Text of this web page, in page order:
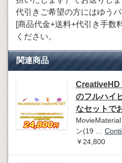
代引きご希望の方にはゆう
[商品代金+送料+代引き手数
ください。
関連商品
CreativeHD
のフルハイ
なセットで
ン(19 …
￥24,800